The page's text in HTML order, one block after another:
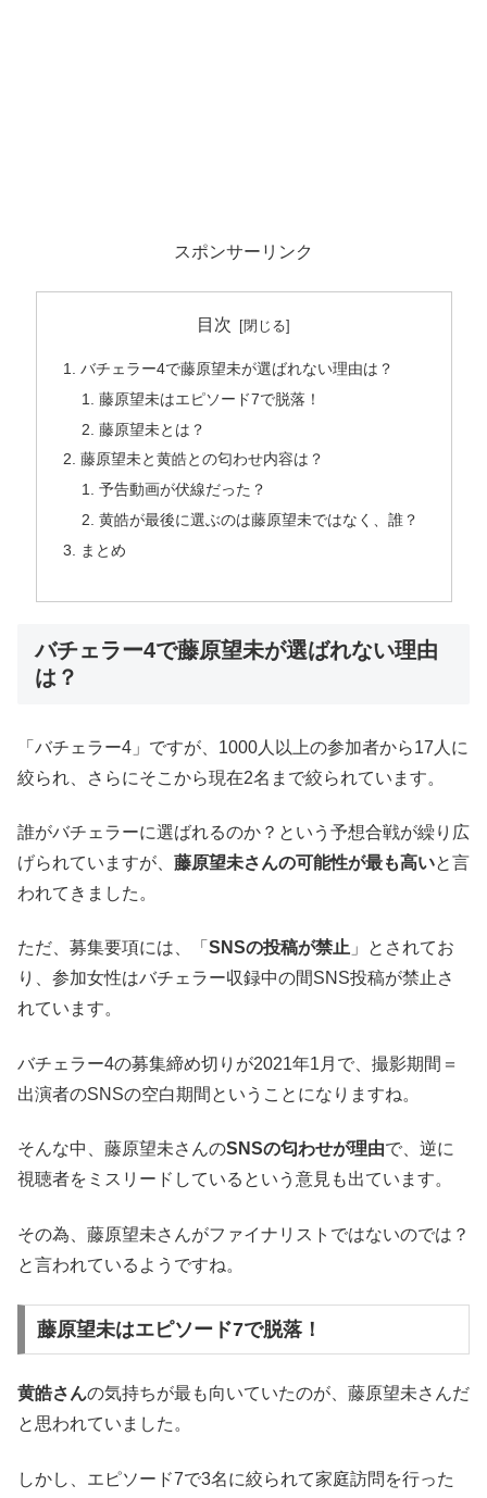
スポンサーリンク
目次
バチェラー4で藤原望未が選ばれない理由は？
藤原望未はエピソード7で脱落！
藤原望未とは？
藤原望未と黄皓との匂わせ内容は？
予告動画が伏線だった？
黄皓が最後に選ぶのは藤原望未ではなく、誰？
まとめ
バチェラー4で藤原望未が選ばれない理由
は？
「バチェラー4」ですが、1000人以上の参加者から17人に
絞られ、さらにそこから現在2名まで絞られています。
誰がバチェラーに選ばれるのか？という予想合戦が繰り広
げられていますが、 藤原望未さんの可能性が最も高いと言
われてきました。
ただ、募集要項には、「 SNSの投稿が禁止 」とされてお
り、参加女性はバチェラー収録中の間SNS投稿が禁止さ
れています。
バチェラー4の募集締め切りが2021年1月で、撮影期間＝
出演者のSNSの空白期間ということになりますね。
そんな中、藤原望未さんのSNSの匂わせが理由で、逆に
視聴者をミスリードしているという意見も出ています。
その為、藤原望未さんがファイナリストではないのでは？
と言われているようですね。
藤原望未はエピソード7で脱落！
黄皓さんの気持ちが最も向いていたのが、藤原望未さんだ
と思われていました。
しかし、エピソード7で3名に絞られて家庭訪問を行った